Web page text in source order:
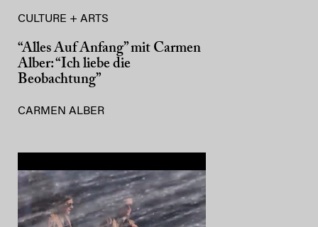
CULTURE + ARTS
“Alles Auf Anfang” mit Carmen
Alber: “Ich liebe die
Beobachtung”
CARMEN ALBER